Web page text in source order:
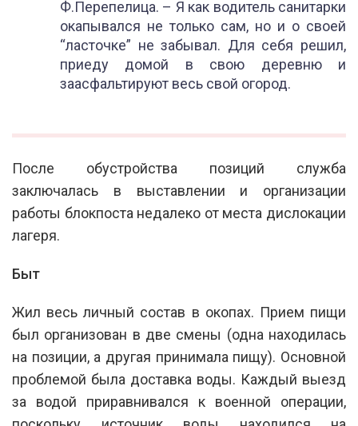
Ф.Перепелица. – Я как водитель санитарки
окапывался не только сам, но и о своей
“ласточке” не забывал. Для себя решил,
приеду домой в свою деревню и
заасфальтируют весь свой огород.
После обустройства позиций служба
заключалась в выставлении и организации
работы блокпоста недалеко от места дислокации
лагеря.
Быт
Жил весь личный состав в окопах. Прием пищи
был организован в две смены (одна находилась
на позиции, а другая принимала пищу). Основной
проблемой была доставка воды. Каждый выезд
за водой приравнивался к военной операции,